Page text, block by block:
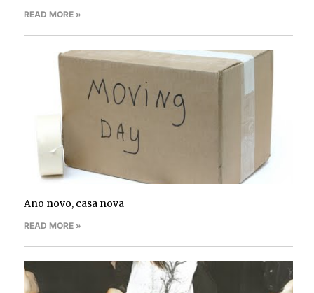
READ MORE »
Ano novo, casa nova
READ MORE »